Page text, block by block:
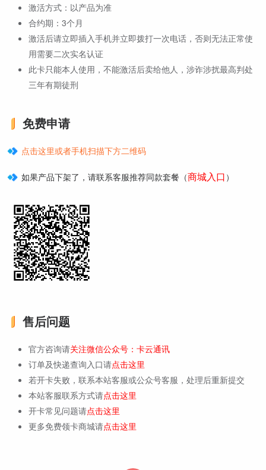
激活方式：以产品为准
合约期：3个月
激活后请立即插入手机并立即拨打一次电话，否则无法正常使
用需要二次实名认证
此卡只能本人使用，不能激活后卖给他人，涉诈涉扰最高判处
三年有期徒刑
免费申请
点击这里或者手机扫描下方二维码
如果产品下架了，请联系客服推荐同款套餐（商城入口 ）
售后问题
官方咨询请关注微信公众号：卡云通讯
订单及快递查询入口请点击这里
若开卡失败，联系本站客服或公众号客服，处理后重新提交
本站客服联系方式请点击这里
开卡常见问题请点击这里
更多免费领卡商城请点击这里